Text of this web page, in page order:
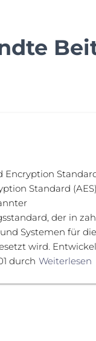
Encryption
Standard
der in
Systemen für
wird.
durch Weiterlesen